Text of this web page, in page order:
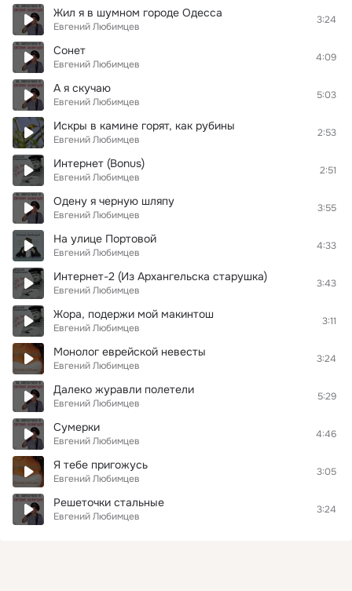
Жил я в шумном городе Одесса
Евгений Любимцев
3:24
Сонет
Евгений Любимцев
4:09
А я скучаю
Евгений Любимцев
5:03
Искры в камине горят, как рубины
Евгений Любимцев
2:53
Интернет (Bonus)
Евгений Любимцев
2:51
Одену я черную шляпу
Евгений Любимцев
3:55
На улице Портовой
Евгений Любимцев
4:33
Интернет-2 (Из Архангельска старушка)
Евгений Любимцев
3:43
Жора, подержи мой макинтош
Евгений Любимцев
3:11
Монолог еврейской невесты
Евгений Любимцев
3:24
Далеко журавли полетели
Евгений Любимцев
5:29
Сумерки
Евгений Любимцев
4:46
Я тебе пригожусь
Евгений Любимцев
3:05
Решеточки стальные
Евгений Любимцев
3:24